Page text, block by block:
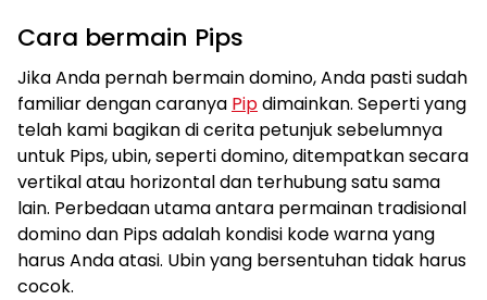
Cara bermain Pips
Jika Anda pernah bermain domino, Anda pasti sudah
familiar dengan caranya Pipdimainkan. Seperti yang
telah kami bagikan di cerita petunjuk sebelumnya
untuk Pips, ubin, seperti domino, ditempatkan secara
vertikal atau horizontal dan terhubung satu sama
lain. Perbedaan utama antara permainan tradisional
domino dan Pips adalah kondisi kode warna yang
harus Anda atasi. Ubin yang bersentuhan tidak harus
cocok.